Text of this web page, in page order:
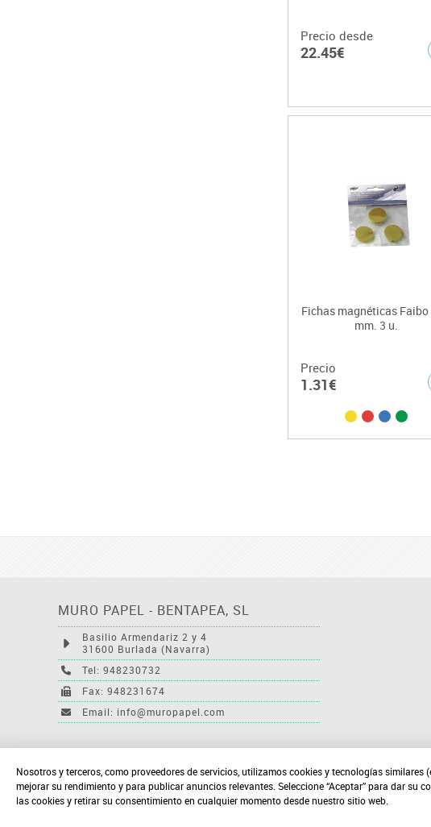
Precio desde
22.45€
Fichas magnéticas
mm. 3 u.
Precio
1.31€
MURO PAPEL - BENTAPEA, SL
Basilio Armendariz 2 y 4
31600 Burlada (Navarra)
Tel: 948230732
Fax: 948231674
Email: info@muropapel.com
Nosotros y terceros, como proveedores de servicios, utilizamos cookies y tecnologías
mejorar su rendimiento y para publicar anuncios relevantes. Seleccione “Aceptar” para dar
las cookies y retirar su consentimiento en cualquier momento desde nuestro sitio web.